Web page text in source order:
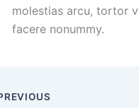
molestias arcu, tortor
facere nonummy.